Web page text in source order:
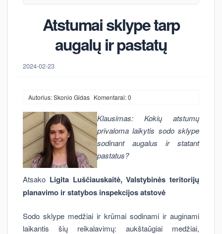
Atstumai sklype tarp
augalų ir pastatų
2024-02-23
Autorius: Skonio Gidas Komentarai: 0
Klausimas: Kokių atstumų
privaloma laikytis sodo sklype
sodinant augalus ir statant
pastatus?
Atsako Ligita Luščiauskaitė, Valstybinės teritorijų
planavimo ir statybos inspekcijos atstovė
Sodo sklype medžiai ir krūmai sodinami ir auginami
laikantis šių reikalavimų: aukštaūgiai medžiai,